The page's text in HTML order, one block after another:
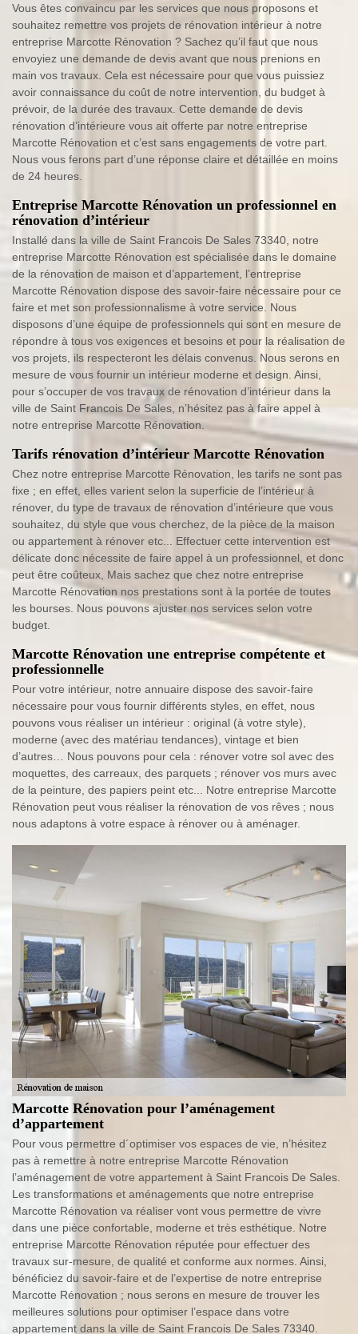
Vous êtes convaincu par les services que nous proposons et
souhaitez remettre vos projets de rénovation intérieur à notre
entreprise Marcotte Rénovation ? Sachez qu’il faut que nous
envoyiez une demande de devis avant que nous prenions en
main vos travaux. Cela est nécessaire pour que vous puissiez
avoir connaissance du coût de notre intervention, du budget à
prévoir, de la durée des travaux. Cette demande de devis
rénovation d’intérieure vous ait offerte par notre entreprise
Marcotte Rénovation et c’est sans engagements de votre part.
Nous vous ferons part d’une réponse claire et détaillée en moins
de 24 heures.
Entreprise Marcotte Rénovation un professionnel en
rénovation d’intérieur
Installé dans la ville de Saint Francois De Sales 73340, notre
entreprise Marcotte Rénovation est spécialisée dans le domaine
de la rénovation de maison et d’appartement, l’entreprise
Marcotte Rénovation dispose des savoir-faire nécessaire pour ce
faire et met son professionnalisme à votre service. Nous
disposons d’une équipe de professionnels qui sont en mesure de
répondre à tous vos exigences et besoins et pour la réalisation de
vos projets, ils respecteront les délais convenus. Nous serons en
mesure de vous fournir un intérieur moderne et design. Ainsi,
pour s’occuper de vos travaux de rénovation d’intérieur dans la
ville de Saint Francois De Sales, n’hésitez pas à faire appel à
notre entreprise Marcotte Rénovation.
Tarifs rénovation d’intérieur Marcotte Rénovation
Chez notre entreprise Marcotte Rénovation, les tarifs ne sont pas
fixe ; en effet, elles varient selon la superficie de l’intérieur à
rénover, du type de travaux de rénovation d’intérieure que vous
souhaitez, du style que vous cherchez, de la pièce de la maison
ou appartement à rénover etc... Effectuer cette intervention est
délicate donc nécessite de faire appel à un professionnel, et donc
peut être coûteux, Mais sachez que chez notre entreprise
Marcotte Rénovation nos prestations sont à la portée de toutes
les bourses. Nous pouvons ajuster nos services selon votre
budget.
Marcotte Rénovation une entreprise compétente et
professionnelle
Pour votre intérieur, notre annuaire dispose des savoir-faire
nécessaire pour vous fournir différents styles, en effet, nous
pouvons vous réaliser un intérieur : original (à votre style),
moderne (avec des matériau tendances), vintage et bien
d’autres… Nous pouvons pour cela : rénover votre sol avec des
moquettes, des carreaux, des parquets ; rénover vos murs avec
de la peinture, des papiers peint etc... Notre entreprise Marcotte
Rénovation peut vous réaliser la rénovation de vos rêves ; nous
nous adaptons à votre espace à rénover ou à aménager.
Marcotte Rénovation pour l’aménagement
d’appartement
Pour vous permettre d´optimiser vos espaces de vie, n’hésitez
pas à remettre à notre entreprise Marcotte Rénovation
l’aménagement de votre appartement à Saint Francois De Sales.
Les transformations et aménagements que notre entreprise
Marcotte Rénovation va réaliser vont vous permettre de vivre
dans une pièce confortable, moderne et très esthétique. Notre
entreprise Marcotte Rénovation réputée pour effectuer des
travaux sur-mesure, de qualité et conforme aux normes. Ainsi,
bénéficiez du savoir-faire et de l’expertise de notre entreprise
Marcotte Rénovation ; nous serons en mesure de trouver les
meilleures solutions pour optimiser l’espace dans votre
appartement dans la ville de Saint Francois De Sales 73340.